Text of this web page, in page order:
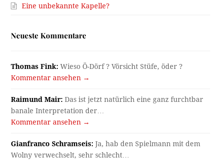
Eine unbekannte Kapelle?
Neueste Kommentare
Thomas Fink: Wieso Ö-Dörf ? Vörsicht Stüfe, öder ?
Kommentar ansehen →
Raimund Mair: Das ist jetzt natürlich eine ganz furchtbar
banale Interpretation der…
Kommentar ansehen →
Gianfranco Schramseis: Ja, hab den Spielmann mit dem
Wolny verwechselt, sehr schlecht…